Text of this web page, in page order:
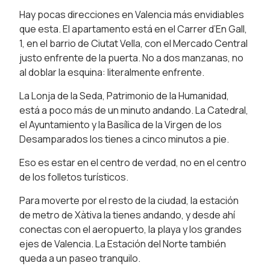
Hay pocas direcciones en Valencia más envidiables
que esta. El apartamento está en el Carrer d’En Gall,
1, en el barrio de Ciutat Vella, con el Mercado Central
justo enfrente de la puerta. No a dos manzanas, no
al doblar la esquina: literalmente enfrente.
La Lonja de la Seda, Patrimonio de la Humanidad,
está a poco más de un minuto andando. La Catedral,
el Ayuntamiento y la Basílica de la Virgen de los
Desamparados los tienes a cinco minutos a pie.
Eso es estar en el centro de verdad, no en el centro
de los folletos turísticos.
Para moverte por el resto de la ciudad, la estación
de metro de Xàtiva la tienes andando, y desde ahí
conectas con el aeropuerto, la playa y los grandes
ejes de Valencia. La Estación del Norte también
queda a un paseo tranquilo.